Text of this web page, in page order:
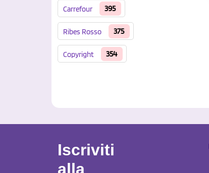
Carrefour 395
Ribes Rosso 375
Copyright 354
Iscriviti
alla